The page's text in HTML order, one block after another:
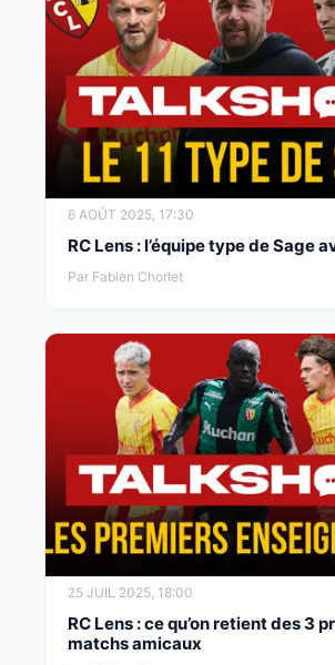
6 AOÛT 2025, 17:30
RC Lens : l’équipe type de Sage
Par Fabien Chorlet
25 JUIL 2025, 18:00
RC Lens : ce qu’on retient des 3
matchs amicaux